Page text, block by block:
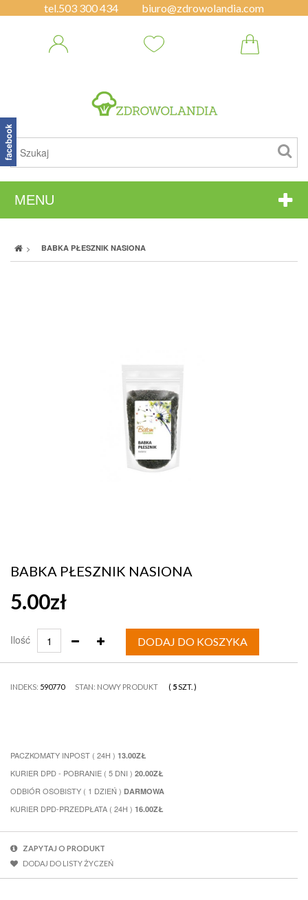
tel.503 300 434 biuro@zdrowolandia.com
MENU
> BABKA PŁESZNIK NASIONA
BABKA PŁESZNIK NASIONA
5.00zł
Ilość DODAJ DO KOSZYKA
INDEKS: 590770 STAN: NOWY PRODUKT ( 5SZT. )
PACZKOMATY INPOST ( 24H ) 13.00ZŁ
KURIER DPD - POBRANIE ( 5 DNI ) 20.00ZŁ
ODBIÓR OSOBISTY ( 1 DZIEŃ ) DARMOWA
KURIER DPD-PRZEDPŁATA ( 24H ) 16.00ZŁ
ZAPYTAJ O PRODUKT
DODAJ DO LISTY ŻYCZEŃ